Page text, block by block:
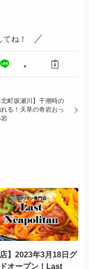
ね！
北町坂瀬川】干潮時の
る！天草の奇岩おっ
店】2023年3月18日グ
オープン！Last